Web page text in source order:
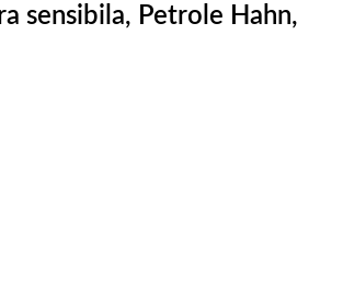
sensibila, Petrole Hahn,